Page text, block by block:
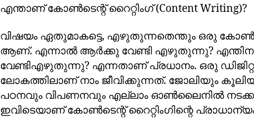
എന്താണ് കോൺടെന്റ് റൈറ്റിംഗ് (Content Writing)?
വിഷയം ഏതുമാകട്ടെ, എഴുതുന്നതെന്തും ഒരു
ആണ്. എന്നാൽ ആർക്കു വേണ്ടി എഴുതുന്നു?
വേണ്ടിഎഴുതുന്നു? എന്നതാണ് പ്രധാനം. ഒരു
ലോകത്തിലാണ് നാം ജീവിക്കുന്നത്. ജോലിയും
പഠനവും വിപണനവും എല്ലാം ഓൺലൈനിൽ
ഇവിടെയാണ് കോൺടെന്റ് റൈറ്റിംഗിന്റെ